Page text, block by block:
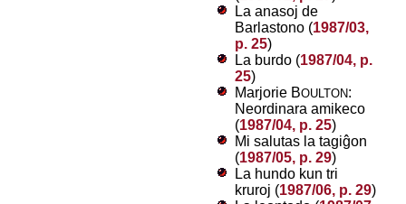
La anasoj de
Barlastono (1987/03,
p. 25)
La burdo (1987/04, p.
25)
Marjorie BOULTON:
Neordinara amikeco
(1987/04, p. 25)
Mi salutas la tagiĝon
(1987/05, p. 29)
La hundo kun tri
kruroj (1987/06, p. 29)